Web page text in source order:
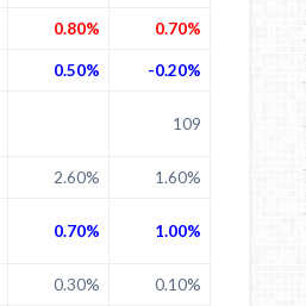
0.80% 0.70%
0.50% -0.20%
109
2.60% 1.60%
0.70% 1.00%
0.30% 0.10%